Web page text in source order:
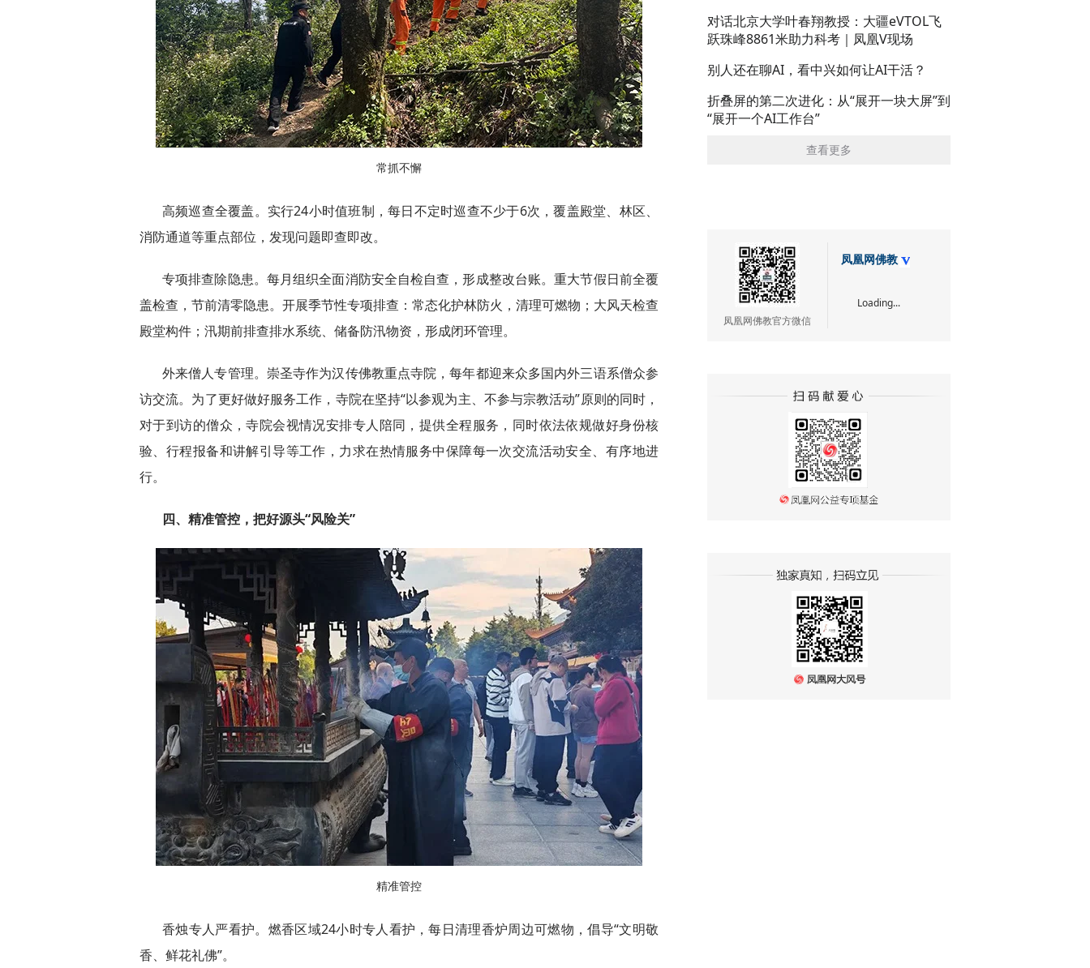
常抓不懈
高频巡查全覆盖。实行24小时值班制，每日不定时巡查不少于6次，覆盖殿堂、林区、
消防通道等重点部位，发现问题即查即改。
专项排查除隐患。每月组织全面消防安全自检自查，形成整改台账。重大节假日前全覆
盖检查，节前清零隐患。开展季节性专项排查：常态化护林防火，清理可燃物；大风天检查
殿堂构件；汛期前排查排水系统、储备防汛物资，形成闭环管理。
外来僧人专管理。崇圣寺作为汉传佛教重点寺院，每年都迎来众多国内外三语系僧众参
访交流。为了更好做好服务工作，寺院在坚持“以参观为主、不参与宗教活动”原则的同时，
对于到访的僧众，寺院会视情况安排专人陪同，提供全程服务，同时依法依规做好身份核
验、行程报备和讲解引导等工作，力求在热情服务中保障每一次交流活动安全、有序地进
行。
四、精准管控，把好源头“风险关”
精准管控
香烛专人严看护。燃香区域24小时专人看护，每日清理香炉周边可燃物，倡导“文明敬
香、鲜花礼佛”。
对话北京大学叶春翔教授：大疆eVTOL飞
跃珠峰8861米助力科考｜凤凰V现场
别人还在聊AI，看中兴如何让AI干活？
折叠屏的第二次进化：从“展开一块大屏”到
“展开一个AI工作台”
查看更多
凤凰网佛教官方微信
凤凰网佛教
Loading...